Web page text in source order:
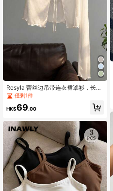
Resyla 蕾丝边吊带连衣裙罩衫，长袖
针织披肩上衣，夏季防晒
僅剩1件
HK$69.00